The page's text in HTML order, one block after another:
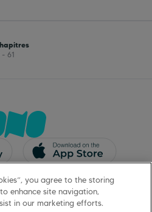
61
Support
you agree to the storing
enhance site navigation,
in our marketing efforts.